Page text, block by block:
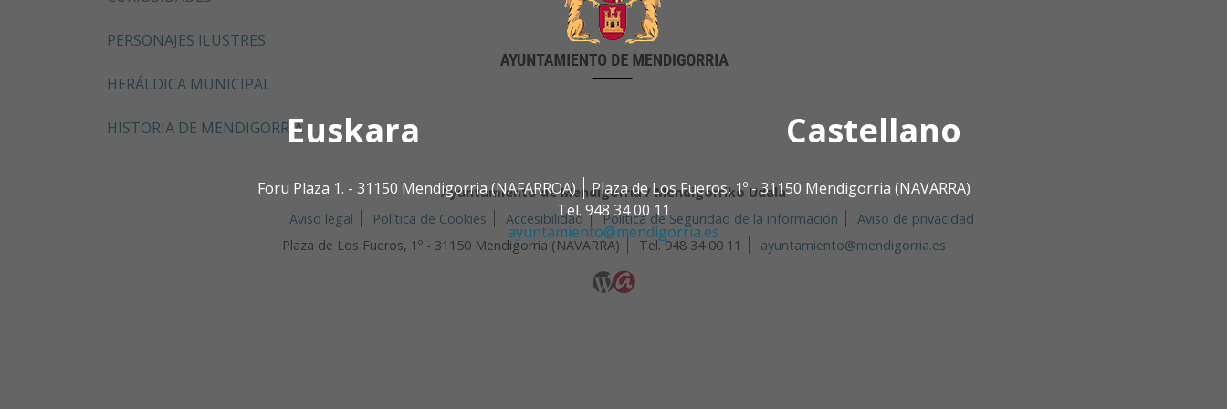
Euskara Castellano
Foru Plaza 1. - 31150 Mendigorria (NAFARROA)
Plaza de Los Fueros, 1º - 31150 Mendigorria (NAVARRA)
Tel. 948 34 00 11
ayuntamiento@mendigorria.es
PERSONAJES ILUSTRES
HERÁLDICA MUNICIPAL
HISTORIA DE MENDIGORRÍA
Ayuntamiento de Mendigorria / Mendigorriko Udala
Aviso legal
Política de Cookies Accesibilidad Política de Seguridad de la información
Aviso de privacidad
Plaza de Los Fueros, 1º - 31150 Mendigorria (NAVARRA)
Tel. 948 34 00 11 ayuntamiento@mendigorria.es